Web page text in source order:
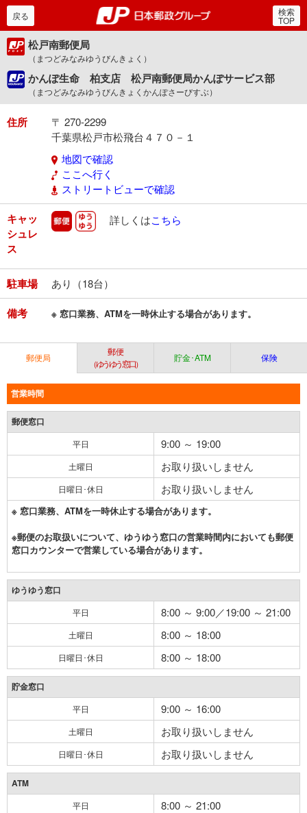
郵便局・日本郵政グルー
戻る 検索
TOP
松戸南郵便局
（まつどみなみゆうびんきょく）
かんぽ生命 柏支店 松戸南郵便局かんぽサービス部
（まつどみなみゆうびんきょくかんぽさーびすぶ）
住所
〒 270-2299
千葉県松戸市松飛台４７０－１
地図で確認
ここへ行く
ストリートビューで確認
キャッ
シュレ
ス
郵便 ゆうゆう
詳しくはこちら
駐車場 あり（18台）
備考 ※ 窓口業務、ATMを一時休止する場合があります。
郵便局
郵便
（ゆうゆう窓口）
貯金･ATM 保険
営業時間
郵便窓口
平日 9:00 ～ 19:00
土曜日 お取り扱いしません
日曜日･休日 お取り扱いしません
※ 窓口業務、ATMを一時休止する場合があります。
※郵便のお取扱いについて、ゆうゆう窓口の営業時間内においても郵便
窓口カウンターで営業している場合があります。
ゆうゆう窓口
平日 8:00 ～ 9:00／19:00 ～ 21:00
土曜日 8:00 ～ 18:00
日曜日･休日 8:00 ～ 18:00
貯金窓口
平日 9:00 ～ 16:00
土曜日 お取り扱いしません
日曜日･休日 お取り扱いしません
ATM
平日 8:00 ～ 21:00